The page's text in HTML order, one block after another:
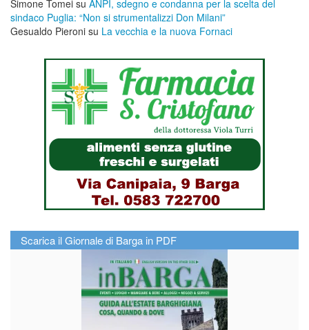
Simone Tomei su ANPI, sdegno e condanna per la scelta del
sindaco Puglia: “Non si strumentalizzi Don Milani”
Gesualdo Pieroni su La vecchia e la nuova Fornaci
Scarica il Giornale di Barga in PDF